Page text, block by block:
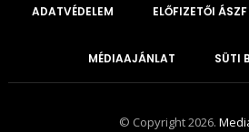
ADATVÉDELEM ELŐFIZETŐI ÁSZF
MÉDIAAJÁNLAT SÜTI
© Copyright 2026.